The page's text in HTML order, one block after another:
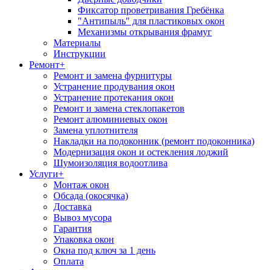
Фиксатор проветривания Гребёнка
"Антипыль" для пластиковых окон
Механизмы открывания фрамуг
Материалы
Инструкции
Ремонт+
Ремонт и замена фурнитуры
Устранение продувания окон
Устранение протекания окон
Ремонт и замена стеклопакетов
Ремонт алюминиевых окон
Замена уплотнителя
Накладки на подоконник (ремонт подоконника)
Модернизация окон и остекления лоджий
Шумоизоляция водоотлива
Услуги+
Монтаж окон
Обсада (окосячка)
Доставка
Вывоз мусора
Гарантия
Упаковка окон
Окна под ключ за 1 день
Оплата